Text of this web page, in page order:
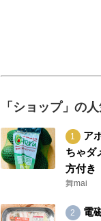
「ショップ」の
ア
ちゃダ
方付き
舞mai
電